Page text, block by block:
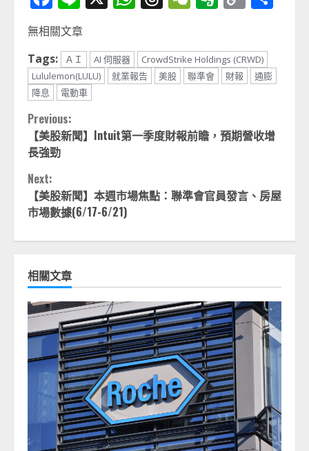
Link
無相關文章
Tags:
ＡＩ AI 伺服器
CrowdStrike Holdings (CRWD)
Lululemon(LULU)
就業報告 美股 聯準會 財報
通膨
降息
電動車
Continue
Reading
Previous:
【美股新聞】Intuit第一季度財報前瞻，預期營收增
長強勁
Next:
【美股新聞】本週市場焦點：聯準會官員發言、房屋
市場數據(6/17-6/21)
相關文章